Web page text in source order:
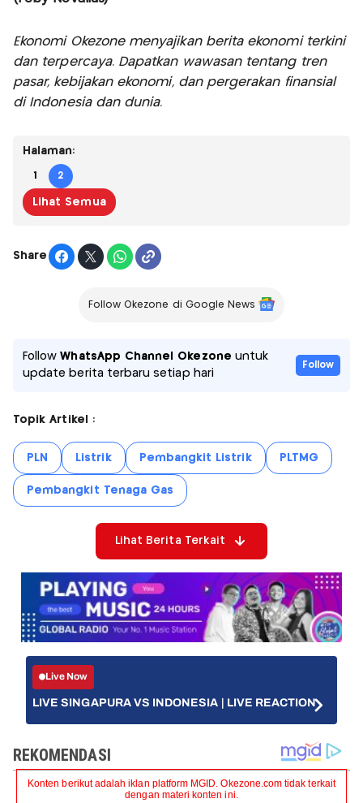
Ekonomi Okezone menyajikan berita ekonomi terkini
dan terpercaya. Dapatkan wawasan tentang tren
pasar, kebijakan ekonomi, dan pergerakan finansial
di Indonesia dan dunia.
Halaman:
1 2
Lihat Semua
Share
Follow Okezone di Google News
FollowWhatsApp Channel Okezone untuk
update berita terbaru setiap hari
Follow
Topik Artikel :
PLN Listrik Pembangkit Listrik PLTMG
Pembangkit Tenaga Gas
Lihat Berita Terkait
Live Now
LIVE SINGAPURA VS INDONESIA | LIVE REACTION